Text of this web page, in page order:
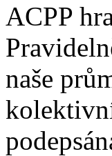
ACPP
naše